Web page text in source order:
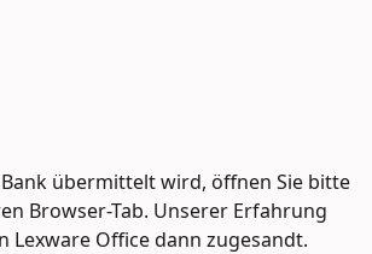
übermittelt wird, öffnen Sie bitte
Browser-Tab. Unserer Erfahrung
Lexware Office dann zugesandt.